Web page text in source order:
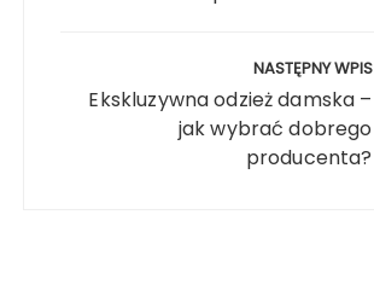
NASTĘPNY WPIS
Ekskluzywna odzież damska –
jak wybrać dobrego
producenta?